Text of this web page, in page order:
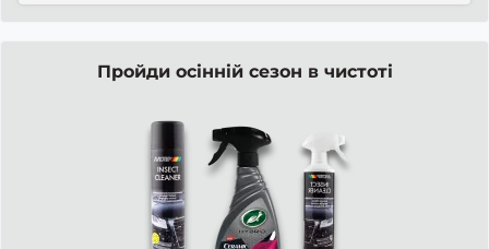
Пройди осінній сезон в чистоті